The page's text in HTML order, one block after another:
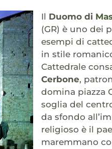
Il Duomo di
(GR) è uno dei
esempi di
in stile
Cattedrale
Cerbone,
domina piazza
soglia del
da sfondo
religioso è il
maremmano